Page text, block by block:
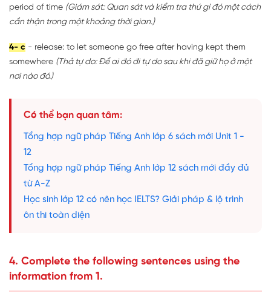
period of time (Giám sát: Quan sát và kiểm tra thứ gì đó một cách
cẩn thận trong một khoảng thời gian.)
4- c - release: to let someone go free after having kept them
somewhere (Thả tự do: Để ai đó đi tự do sau khi đã giữ họ ở một
nơi nào đó.)
Có thể bạn quan tâm:
Tổng hợp ngữ pháp Tiếng Anh lớp 6 sách mới Unit 1 -
12
Tổng hợp ngữ pháp Tiếng Anh lớp 12 sách mới đầy đủ
từ A-Z
Học sinh lớp 12 có nên học IELTS? Giải pháp & lộ trình
ôn thi toàn diện
4. Complete the following sentences using the
information from 1.